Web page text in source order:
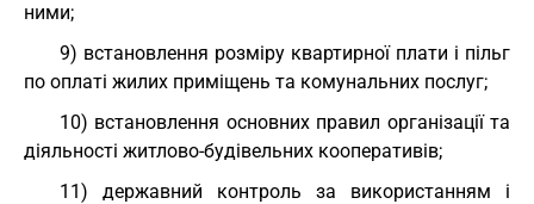
ними;
9) встановлення розміру квартирної плати і пільг
по оплаті жилих приміщень та комунальних послуг;
10) встановлення основних правил організації та
діяльності житлово-будівельних кооперативів;
11) державний контроль за використанням і